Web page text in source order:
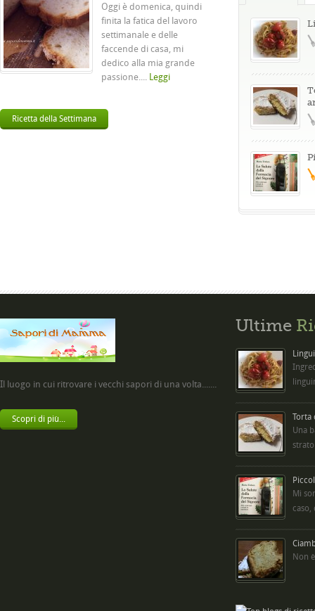
Oggi è domenica, quindi
finita la fatica del lavoro
settimanale e delle
faccende di casa, mi
dedico alla mia grande
passione.... Leggi
Ricetta della Settimana
Il luogo in cui ritrovare i vecchi sapori di una volta.......
Scopri di più...
Ultime
Torta
Una
Mi
caso,
Non